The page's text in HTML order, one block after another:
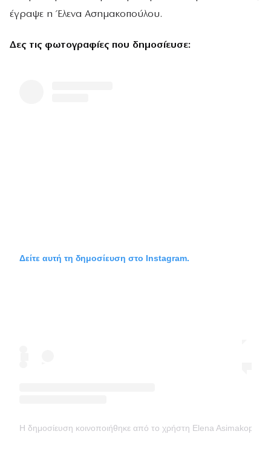
έγραψε η Έλενα Ασημακοπούλου.
Δες τις φωτογραφίες που δημοσίευσε:
Δείτε αυτή τη δημοσίευση στο Instagram.
Η δημοσίευση κοινοποιήθηκε από το χρήστη Elena